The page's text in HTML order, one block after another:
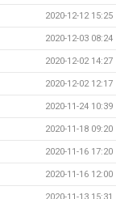
2020-12-12 15:25
2020-12-03 08:24
2020-12-02 14:27
2020-12-02 12:17
2020-11-24 10:39
2020-11-18 09:20
2020-11-16 17:20
2020-11-16 12:00